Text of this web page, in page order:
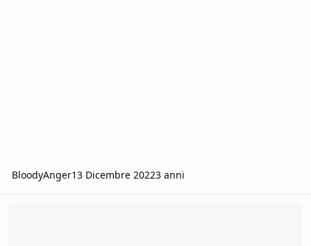
BloodyAnger13 Dicembre 20223 anni